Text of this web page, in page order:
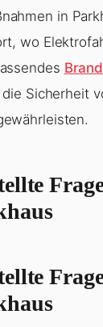
in
wo
Sicherheit